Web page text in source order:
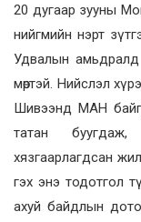
20 дугаар зууны
нийгмийн нэрт
Удвалын амьдралд
мөртэй. Нийслэл
Шивээнд МАН
татан
хязгаарлагдсан
гэх энэ тодотгол
ахуй байдлын дотор